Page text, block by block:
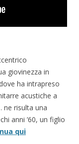
giovinezza in
ha intrapreso
acustiche a
risulta una
anni ’60, un figlio
qui